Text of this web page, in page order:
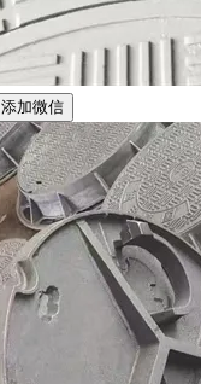
添加微信